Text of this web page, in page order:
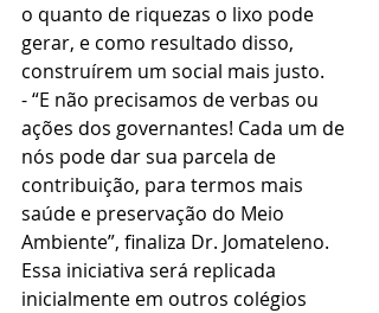
o quanto de riquezas o lixo pode
gerar, e como resultado disso,
construírem um social mais justo.
- “E não precisamos de verbas ou
ações dos governantes! Cada um de
nós pode dar sua parcela de
contribuição, para termos mais
saúde e preservação do Meio
Ambiente”, finaliza Dr. Jomateleno.
Essa iniciativa será replicada
inicialmente em outros colégios